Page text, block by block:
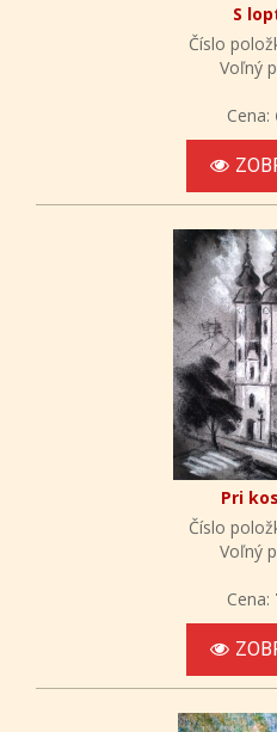
S
Číslo
Voľný
Cena:
Pri
Číslo
Voľný
Cena: